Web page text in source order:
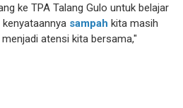
ke TPA Talang Gulo untuk belajar
kenyataannya sampah kita masih
atensi kita bersama,"